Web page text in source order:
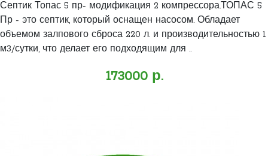
Септик Топас 5 пр- модификация 2 компрессора.ТОПАС 5
Пр - это септик, который оснащен насосом. Обладает
объемом залпового сброса 220 л. и производительностью 1
м3/сутки, что делает его подходящим для ..
173000 р.